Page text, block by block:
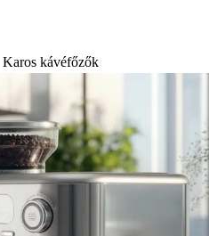
Karos kávéfőzők